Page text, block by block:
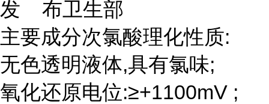
发 布卫生部
主要成分次氯酸理化性质:
无色透明液体,具有氯味;
氧化还原电位:≥+1100mV ;